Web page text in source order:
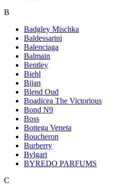
B
Badgley Mischka
Baldessarini
Balenciaga
Balmain
Bentley
Biehl
Bijan
Blend Oud
Boadicea The Victorious
Bond N9
Boss
Bottega Veneta
Boucheron
Burberry
Bvlgari
BYREDO PARFUMS
C